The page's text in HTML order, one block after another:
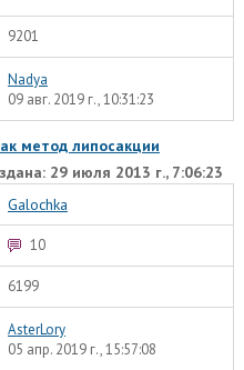
9201
Nadya
09 авг. 2019 г., 10:31:23
метод липосакции
29 июля 2013 г., 7:06:23
Galochka
10
6199
AsterLory
05 апр. 2019 г., 15:57:08